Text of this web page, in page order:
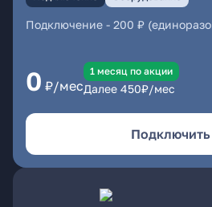
Подключение - 200 ₽
0 ₽/мес
1 месяц по акции
Далее 450₽/мес
Подключить